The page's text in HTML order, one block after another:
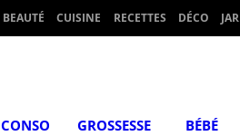
BEAUTÉ CUISINE RECETTES DÉCO
CONSO GROSSESSE BÉBÉ